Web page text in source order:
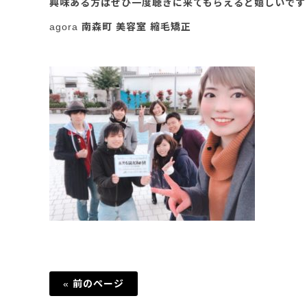
興味ある方はぜひ一度聴きに来てもらえると嬉しいです
agora 南森町 美容室 縮毛矯正
« 前のページ